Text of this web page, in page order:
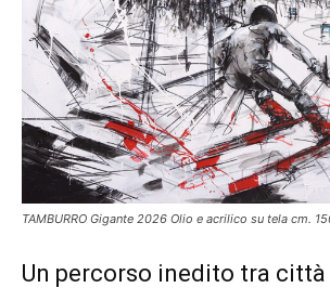
TAMBURRO Gigante 2026 Olio e acrilico su tela cm.
Un percorso inedito tra